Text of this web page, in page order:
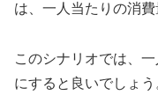
は、一人当たりの消費
このシナリオでは、
にすると良いでしょう